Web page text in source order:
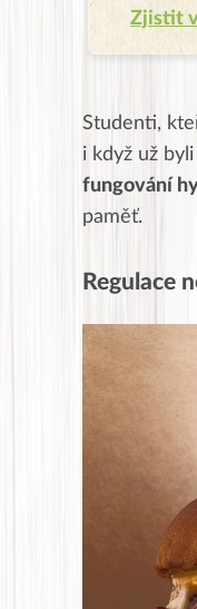
Zjistit
Studenti,
i když už
fungování
paměť.
Regulace